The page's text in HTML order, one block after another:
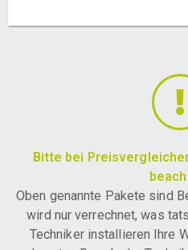
Bitte bei
Oben genannte Pakete sind
wird nur verrechnet, was
Techniker installieren Ihre